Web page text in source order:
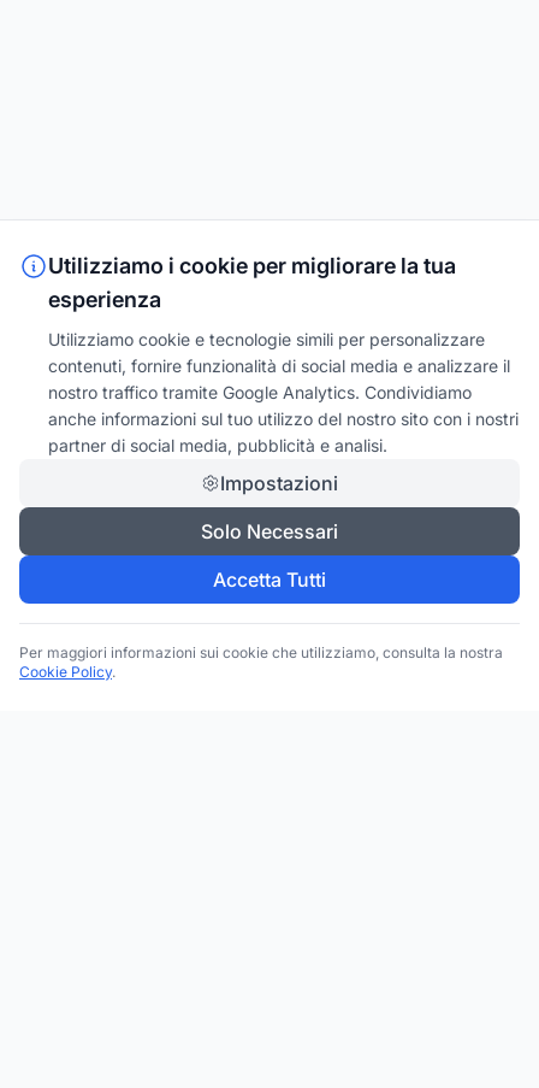
Utilizziamo i cookie per migliorare la tua
esperienza
Utilizziamo cookie e tecnologie simili per personalizzare
contenuti, fornire funzionalità di social media e analizzare il
nostro traffico tramite Google Analytics. Condividiamo
anche informazioni sul tuo utilizzo del nostro sito con i nostri
partner di social media, pubblicità e analisi.
Impostazioni
Solo Necessari
Accetta Tutti
Per maggiori informazioni sui cookie che utilizziamo, consulta la nostra
Cookie Policy.